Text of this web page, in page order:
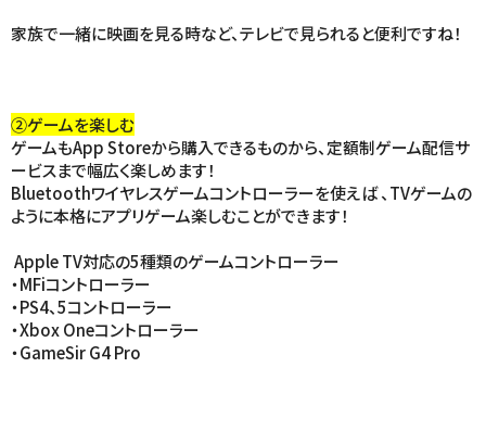
家族で一緒に映画を見る時など、テレビで見られると便利ですね！
②ゲームを楽しむ
ゲームもApp Storeから購入できるものから、定額制ゲーム配信サ
ービスまで幅広く楽しめます！
Bluetoothワイヤレスゲームコントローラーを使えば 、TVゲームの
ように本格にアプリゲーム楽しむことができます！
Apple TV対応の5種類のゲームコントローラー
・MFiコントローラー
・PS4、5コントローラー
・Xbox Oneコントローラー
・GameSir G4 Pro